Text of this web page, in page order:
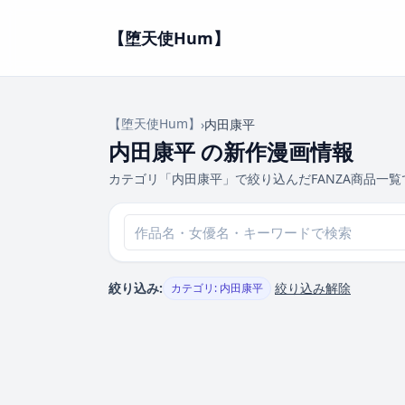
【堕天使Hum】
【堕天使Hum】 ›内田康平
内田康平 の新作漫画情報
カテゴリ「内田康平」で絞り込んだFANZA商品一覧
絞り込み: カテゴリ: 内田康平 絞り込み解除